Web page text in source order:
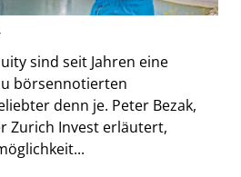
sind seit Jahren eine
börsennotierten
denn je. Peter Bezak,
Zurich Invest erläutert,